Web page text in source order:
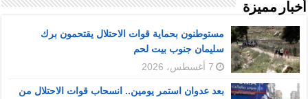
أخبار مميزة
مستوطنون بحماية قوات الاحتلال يقتحمون برك
سليمان جنوب بيت لحم
7 أغسطس، 2026
بعد عدوان استمر يومين.. انسحاب قوات الاحتلال من